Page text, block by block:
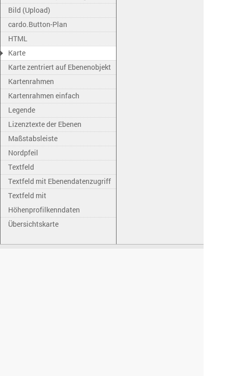
Bild (Upload)
cardo.Button-Plan
HTML
Karte
Karte zentriert auf Ebenenobjekt
Kartenrahmen
Kartenrahmen einfach
Legende
Lizenztexte der Ebenen
Maßstabsleiste
Nordpfeil
Textfeld
Textfeld mit Ebenendatenzugriff
Textfeld mit
Höhenprofilkenndaten
Übersichtskarte